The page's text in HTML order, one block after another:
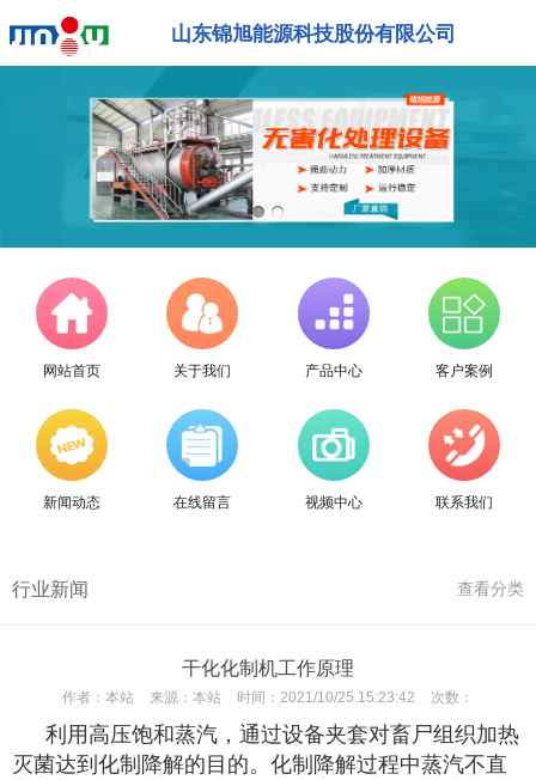
山东锦旭能源科技股份有限公司
网站首页 关于我们 产品中心 客户案例
新闻动态 在线留言 视频中心 联系我们
行业新闻 查看分类
干化化制机工作原理
作者： 本站 来源： 本站 时间： 2021/10/25 15:23:42 次数：
利用高压饱和蒸汽，通过设备夹套对畜尸组织加热
灭菌达到化制降解的目的。化制降解过程中蒸汽不直